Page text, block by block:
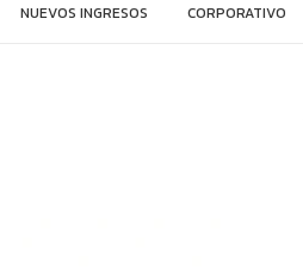
NUEVOS INGRESOS CORPORATIVO